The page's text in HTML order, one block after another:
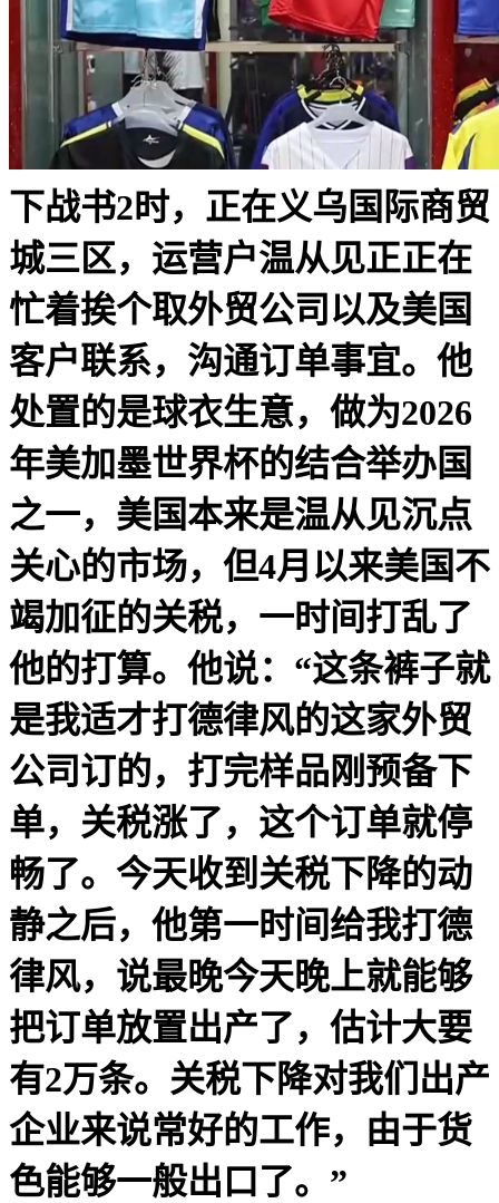
下战书2时，正在义乌国际商贸
城三区，运营户温从见正正在
忙着挨个取外贸公司以及美国
客户联系，沟通订单事宜。他
处置的是球衣生意，做为2026
年美加墨世界杯的结合举办国
之一，美国本来是温从见沉点
关心的市场，但4月以来美国不
竭加征的关税，一时间打乱了
他的打算。他说：“这条裤子就
是我适才打德律风的这家外贸
公司订的，打完样品刚预备下
单，关税涨了，这个订单就停
畅了。今天收到关税下降的动
静之后，他第一时间给我打德
律风，说最晚今天晚上就能够
把订单放置出产了，估计大要
有2万条。关税下降对我们出产
企业来说常好的工作，由于货
色能够一般出口了。”